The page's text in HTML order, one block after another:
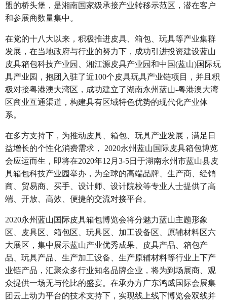
盟的桥头堡，是湘南国家级承接产业转移示范区，潜在客户
和参展商数量集中。
在党的十八大以来，积极推进皮具、箱包、玩具等产业集群
发展，在当地政府与行业的努力下，成功引进投资建设蓝山
皮具箱包科技产业园、湘江源皮具产业园和中国(蓝山)国际玩
具产业园，抱团入驻了近100个皮具玩具产业链项目，并且积
极对接粤港澳大湾区，成功建立了湖南永州蓝山-粤港澳大湾
区商业互通渠道，构建具有区域特色优势的现代化产业体
系。
在多方支持下，为推动皮具、箱包、玩具产业发展，满足日
益增长的个性化消费需求， 2020永州蓝山国际皮具箱包博览
会应运而生，即将在2020年12月3-5日于湖南永州市蓝山县皮
具箱包科技产业园举办，为全球的高端品牌、生产商、经销
商、贸易商、买手、设计师、设计院校等专业人士提供了高
端、开放、高效、便捷的交流对接平台。
2020永州蓝山国际皮具箱包博览会将分魅力蓝山主题形象
区、皮具区、箱包区、玩具区、加工设备区、原辅材料区六
大展区，集中展示蓝山产业优秀成果、皮具产品、箱包产
品、玩具产品、生产加工设备、生产原辅材料等行业上下产
业链产品，汇聚众多行业知名品牌企业，将为到场展商、观
众提供一场无与伦比的盛宴。在承办方广东鸿威国际会展集
团云上动力平台的技术支持下，实现线上线下博览会双线并